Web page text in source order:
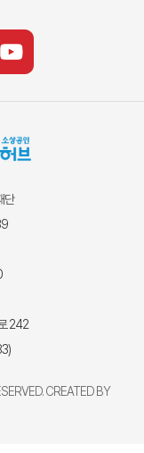
단
242
CREATED BY